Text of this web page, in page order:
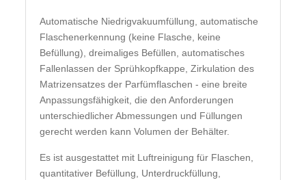
Automatische Niedrigvakuumfüllung, automatische
Flaschenerkennung (keine Flasche, keine
Befüllung), dreimaliges Befüllen, automatisches
Fallenlassen der Sprühkopfkappe, Zirkulation des
Matrizensatzes der Parfümflaschen - eine breite
Anpassungsfähigkeit, die den Anforderungen
unterschiedlicher Abmessungen und Füllungen
gerecht werden kann Volumen der Behälter.
Es ist ausgestattet mit Luftreinigung für Flaschen,
quantitativer Befüllung, Unterdruckfüllung,